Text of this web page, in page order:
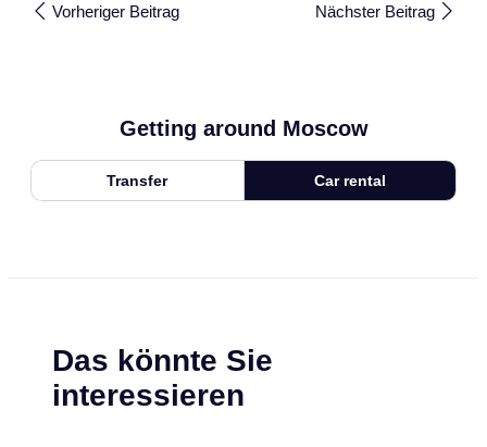
Vorheriger Beitrag Nächster Beitrag
Getting around Moscow
Transfer Car rental
Das könnte Sie
interessieren